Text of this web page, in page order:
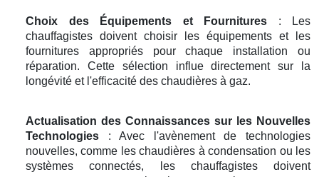
Choix des Équipements et Fournitures : Les
chauffagistes doivent choisir les équipements et les
fournitures appropriés pour chaque installation ou
réparation. Cette sélection influe directement sur la
longévité et l'efficacité des chaudières à gaz.
Actualisation des Connaissances sur les Nouvelles
Technologies : Avec l'avènement de technologies
nouvelles, comme les chaudières à condensation ou les
systèmes connectés, les chauffagistes doivent